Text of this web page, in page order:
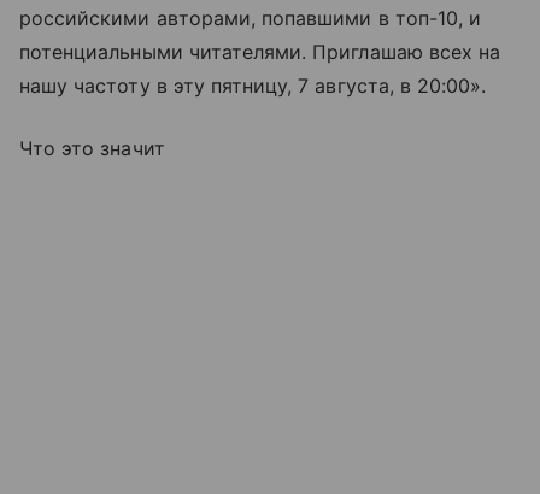
российскими авторами, попавшими в топ-10, и
потенциальными читателями. Приглашаю всех на
нашу частоту в эту пятницу, 7 августа, в 20:00».
Что это значит